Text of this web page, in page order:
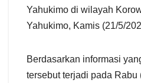
Yahukimo di wilayah
Yahukimo, Kamis (21/5/
Berdasarkan informasi
tersebut terjadi pada